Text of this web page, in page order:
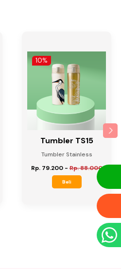
10%
Tumbler TS15
Tumbler Stainless
Rp. 79.200-Rp. 88.000
Beli